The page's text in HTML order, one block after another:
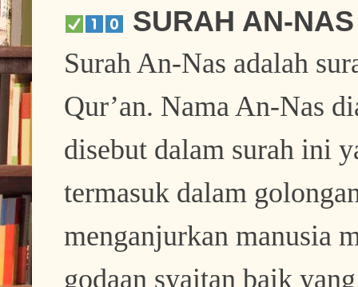
SURAH AN-NAS
Surah An-Nas adalah
Qur’an. Nama An-Nas
disebut dalam surah ini
termasuk dalam
menganjurkan manusia
godaan syaitan baik